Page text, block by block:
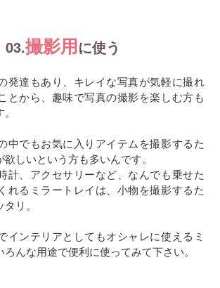
03.撮影用に使う
発達もあり、キレイな写真が気軽に撮れ
とから、趣味で写真の撮影を楽しむ方も
中でもお気に入りアイテムを撮影するた
しいという方も多いんです。
計、アクセサリーなど、なんでも乗せた
れるミラートレイは、小物を撮影するた
リ。
インテリアとしてもオシャレに使えるミ
んな用途で便利に使ってみて下さい。